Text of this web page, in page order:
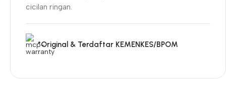
cicilan ringan.
*Original & Terdaftar KEMENKES/BPOM